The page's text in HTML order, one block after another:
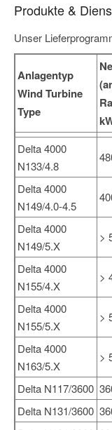
Produkte &
Unser
Anlagentyp
Wind Turbine
Type
Delta 4000
N133/4.8
Delta 4000
N149/4.0-4.5
Delta 4000
N149/5.X
>
Delta 4000
N155/4.X
>
Delta 4000
N155/5.X
>
Delta 4000
N163/5.X
>
Delta N117/3600
Delta N131/3600